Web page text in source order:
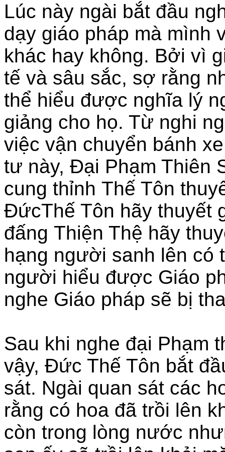
Lúc này ngài bắt đầu
dạy giáo pháp mà mình
khác hay không. Bởi vì
tế và sâu sắc, sợ rằng
thể hiểu được nghĩa lý
giảng cho họ. Từ nghi
việc vận chuyển bánh
tư này, Đại Phạm Thiên
cung thỉnh Thế Tôn
ĐứcThế Tôn hãy thuyết
đấng Thiện Thệ hãy
hạng người sanh lên có
người hiểu được Giáo
nghe Giáo pháp sẽ bị
Sau khi nghe đại Phạm
vậy, Đức Thế Tôn bắt
sát. Ngài quan sát các
rằng có hoa đã trồi lên
còn trong lòng nước